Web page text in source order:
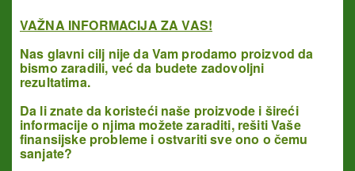
VAŽNA INFORMACIJA ZA VAS!
Nas glavni cilj nije da Vam prodamo proizvod da
bismo zaradili, već da budete zadovoljni
rezultatima.
Da li znate da koristeći naše proizvode i šireći
informacije o njima možete zaraditi, rešiti Vaše
finansijske probleme i ostvariti sve ono o čemu
sanjate?